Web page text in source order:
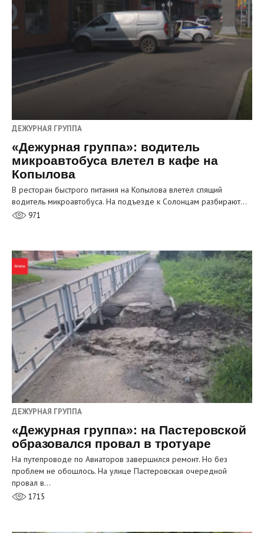
ДЕЖУРНАЯ ГРУППА
«Дежурная группа»: водитель
микроавтобуса влетел в кафе на
Копылова
В ресторан быстрого питания на Копылова влетел спящий
водитель микроавтобуса. На подъезде к Солонцам разбирают…
971
ДЕЖУРНАЯ ГРУППА
«Дежурная группа»: на Пастеровской
образовался провал в тротуаре
На путепроводе по Авиаторов завершился ремонт. Но без
проблем не обошлось. На улице Пастеровская очередной
провал в…
1715